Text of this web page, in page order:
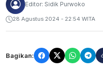
Editor: Sidik Purwoko
28 Agustus 2024 - 22:54 WITA
Bagikan: